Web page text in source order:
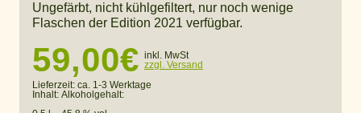
Ungefärbt, nicht kühlgefiltert, nur noch wenige
Flaschen der Edition 2021 verfügbar.
59,00€ inkl. MwSt
zzgl. Versand
Lieferzeit: ca. 1-3 Werktage
Inhalt: Alkoholgehalt: